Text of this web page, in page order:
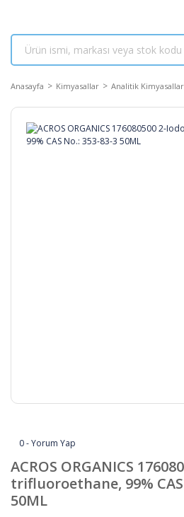
Anasayfa Kimyasallar Analitik Kimyasallar
0 - Yorum Yap
ACROS ORGANICS
trifluoroethane, 99%
50ML